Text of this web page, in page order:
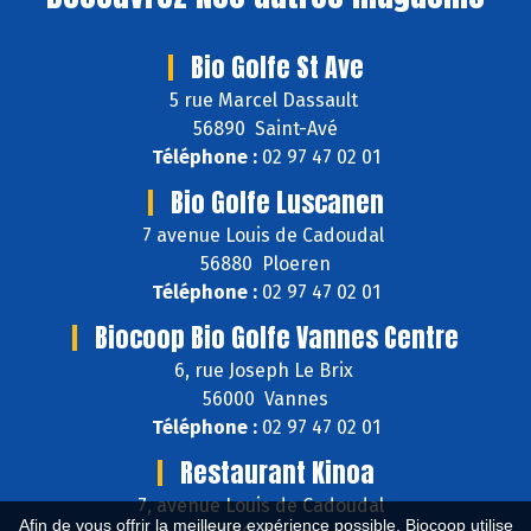
Afin de vous offrir la meilleure expérience possible, Biocoop utilise
Bio Golfe St Ave
5 rue Marcel Dassault
56890 Saint-Avé
Téléphone :02 97 47 02 01
Bio Golfe Luscanen
7 avenue Louis de Cadoudal
56880 Ploeren
Téléphone :02 97 47 02 01
Biocoop Bio Golfe Vannes Centre
6, rue Joseph Le Brix
56000 Vannes
Téléphone :02 97 47 02 01
Restaurant Kinoa
7, avenue Louis de Cadoudal